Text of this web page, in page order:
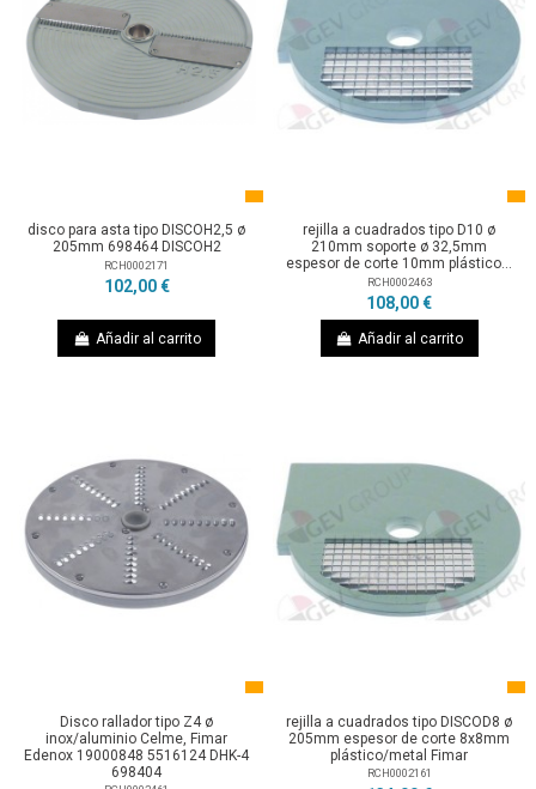
disco para asta tipo DISCOH2,5 ø
205mm 698464 DISCOH2
RCH0002171
102,00 €
Añadir al carrito
rejilla a cuadrados tipo D10 ø
210mm soporte ø 32,5mm
espesor de corte 10mm plástico...
RCH0002463
108,00 €
Añadir al carrito
Disco rallador tipo Z4 ø
inox/aluminio Celme, Fimar
Edenox 19000848 5516124 DHK-4
698404
rejilla a cuadrados tipo DISCOD8 ø
205mm espesor de corte 8x8mm
plástico/metal Fimar
RCH0002161